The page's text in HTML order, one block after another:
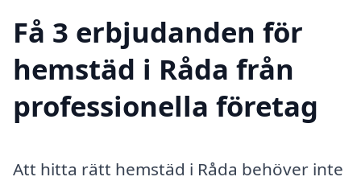
Få 3 erbjudanden för
hemstäd i Råda från
professionella företag
Att hitta rätt hemstäd i Råda behöver inte